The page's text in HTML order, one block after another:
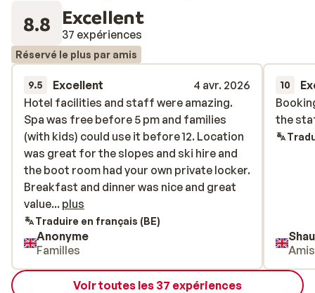
8.8 Excellent
37 expériences
Réservé le plus par amis
9.5 Excellent
4 avr. 2026
Hotel facilities and staff were amazing.
Spa was free before 5 pm and families
(with kids) could use it before 12. Location
was great for the slopes and ski hire and
the boot room had your own private locker.
Breakfast and dinner was nice and great
value for money compared to eating out.
The service from all the staff was truly
exceptional and a credit to the hotel. I
would definitely stay again if returning to
the same resort.
Hotel facilities and staff were amazing.
Spa was free before 5 pm and families
(with kids) could use it before 12. Location
was great for the slopes and ski hire and
the boot room had your own private locker.
Breakfast and dinner was nice and great
value... plus
Traduire en français (BE)
Anonyme
Familles
10
the
the
Amis
Voir toutes les 37 expériences